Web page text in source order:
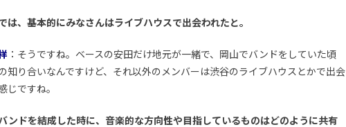
、基本的にみなさんはライブハウスで出会われたと。
：そうですね。ベースの安田だけ地元が一緒で、岡山でバンドをしていた頃
知り合いなんですけど、それ以外のメンバーは渋谷のライブハウスとかで出会
じですね。
ドを結成した時に、音楽的な方向性や目指しているものはどのように共有